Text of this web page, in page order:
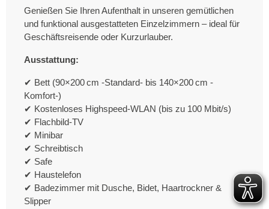
Genießen Sie Ihren Aufenthalt in unseren gemütlichen
und funktional ausgestatteten Einzelzimmern – ideal für
Geschäftsreisende oder Kurzurlauber.
Ausstattung:
✔ Bett (90×200 cm -Standard- bis 140×200 cm -
Komfort-)
✔ Kostenloses Highspeed-WLAN (bis zu 100 Mbit/s)
✔ Flachbild-TV
✔ Minibar
✔ Schreibtisch
✔ Safe
✔ Haustelefon
✔ Badezimmer mit Dusche, Bidet, Haartrockner &
Slipper